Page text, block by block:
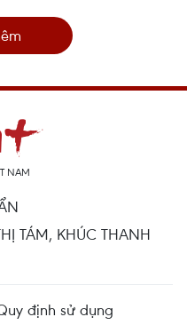
NAM
TÁM, KHÚC THANH
định sử dụng